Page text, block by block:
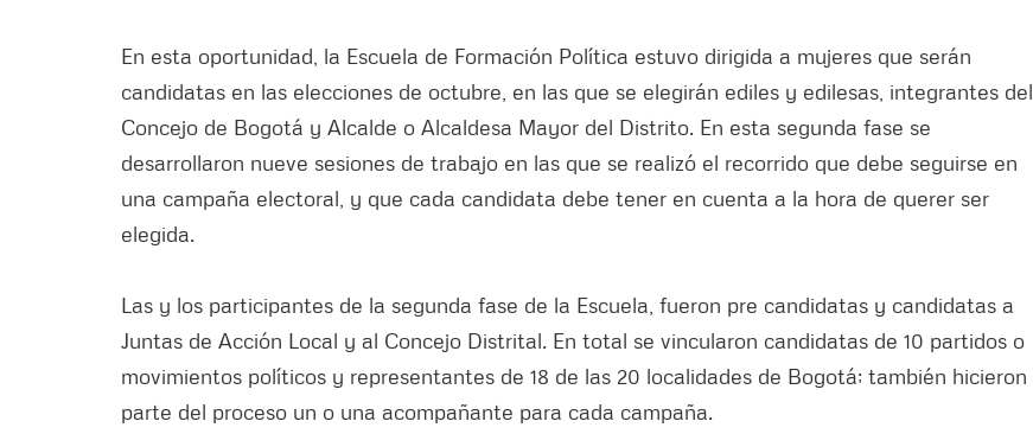
En esta oportunidad, la Escuela de Formación Política estuvo dirigida a mujeres que serán
candidatas en las elecciones de octubre, en las que se elegirán ediles y edilesas, integrantes del
Concejo de Bogotá y Alcalde o Alcaldesa Mayor del Distrito. En esta segunda fase se
desarrollaron nueve sesiones de trabajo en las que se realizó el recorrido que debe seguirse en
una campaña electoral, y que cada candidata debe tener en cuenta a la hora de querer ser
elegida.
Las y los participantes de la segunda fase de la Escuela, fueron pre candidatas y candidatas a
Juntas de Acción Local y al Concejo Distrital. En total se vincularon candidatas de 10 partidos o
movimientos políticos y representantes de 18 de las 20 localidades de Bogotá; también hicieron
parte del proceso un o una acompañante para cada campaña.